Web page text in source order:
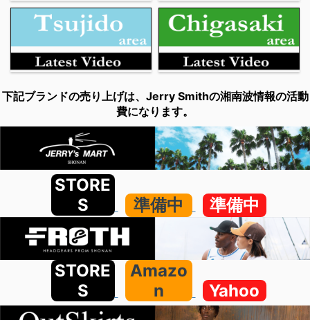
下記ブランドの売り上げは、Jerry Smithの湘南波情報の活動
費になります。
STORE
S
準備中 準備中
STORE
S
Amazo
n
Yahoo